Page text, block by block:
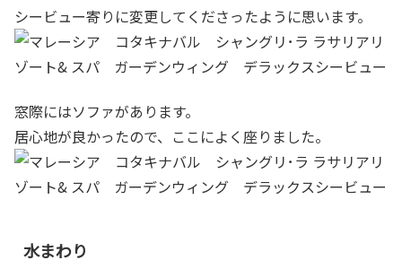
シービュー寄りに変更してくださったように思います。
窓際にはソファがあります。
居心地が良かったので、ここによく座りました。
水まわり